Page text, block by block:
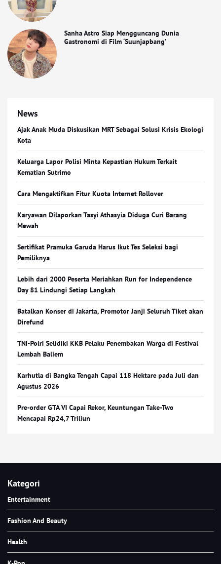
Sanha Astro Siap Mengguncang Dunia
Gastronomi di Film ‘Suunjapbang’
News
Ajak Anak Muda Diskusikan MRT Sebagai Solusi Krisis Ekologi
Kota
Keluarga Lapor Polisi Minta Kepastian Hukum Terkait
Kematian Sutrimo
Cara Mengaktifkan Fitur Kuota Internet Rollover
Karyawan Dilaporkan Tasyi Athasyia Diduga Curi Barang
Mewah
Sertifikat Pramuka Garuda Harus Ikut Tes Seleksi bagi
Pemiliknya
Lebih dari 2000 Peserta Meriahkan Run for Independence
Day 81 Lindungi Setiap Langkah
Batalkan Konser di Jakarta, Promotor Janji Seluruh Tiket akan
Direfund
TNI-Polri Selidiki KKB Pelaku Penembakan Warga di Festival
Lembah Baliem
Karhutla di Bangka Tengah Capai 118 Hektare pada Juli dan
Agustus 2026
Pre-order GTA VI Capai Rekor, Keuntungan Take-Two
Mencapai Rp24,7 Triliun
Kategori
Entertainment
Fashion And Beauty
Health